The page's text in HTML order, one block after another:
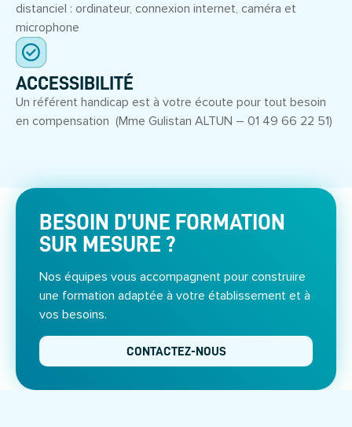
distanciel : ordinateur, connexion internet, caméra et
microphone
ACCESSIBILITÉ
Un référent handicap est à votre écoute pour tout besoin
en compensation (Mme Gulistan ALTUN – 01 49 66 22 51)
BESOIN D’UNE FORMATION
SUR MESURE ?
Nos équipes vous accompagnent pour construire
une formation adaptée à votre établissement et à
vos besoins.
CONTACTEZ-NOUS